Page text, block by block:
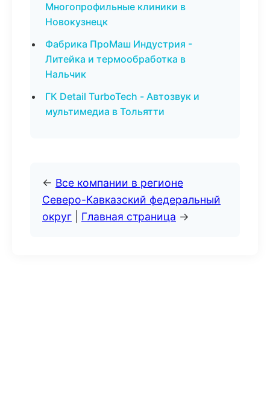
Многопрофильные клиники в
Новокузнецк
Фабрика ПроМаш Индустрия -
Литейка и термообработка в
Нальчик
ГК Detail TurboTech - Автозвук и
мультимедиа в Тольятти
← Все компании в регионе
Северо-Кавказский федеральный
округ
Главная страница →